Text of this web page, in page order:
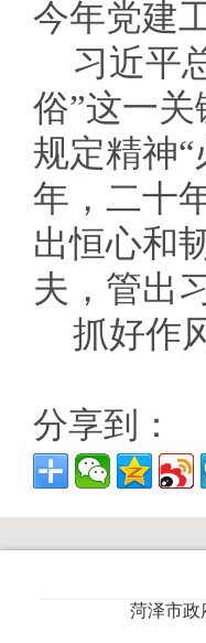
今年党建
习近平
俗”这一
规定精神
年，二十
出恒心和
夫，管出
抓好作
分享到：
菏泽市政